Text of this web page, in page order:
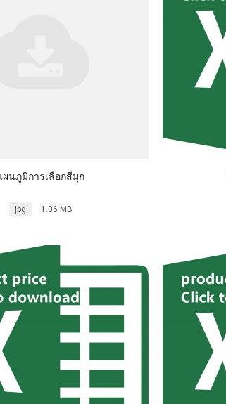
ผนภูมิการเลือกสีมุก
jpg 1.06 MB